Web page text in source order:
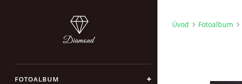
FOTOALBUM
Úvod Fotoalbum